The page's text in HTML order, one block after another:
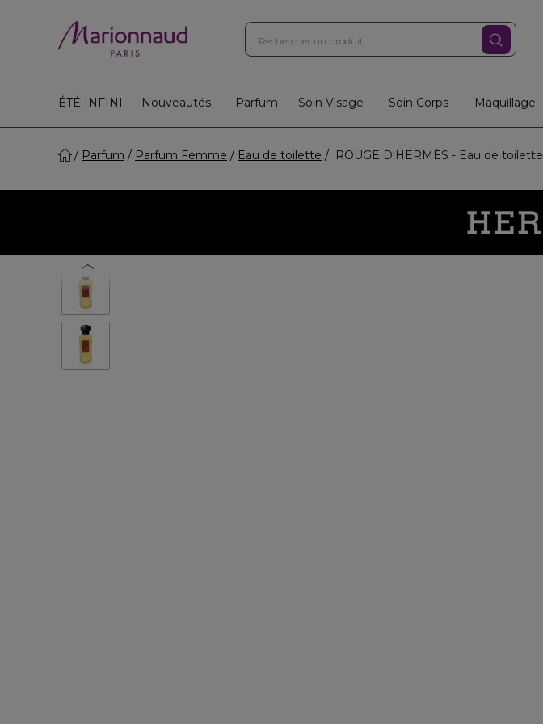
ÉTÉ INFINI Nouveautés Parfum Soin Visage Soin Corps Maquillage
Parfum Parfum Femme Eau de toilette ROUGE D'HERMÈS - Eau de toilette